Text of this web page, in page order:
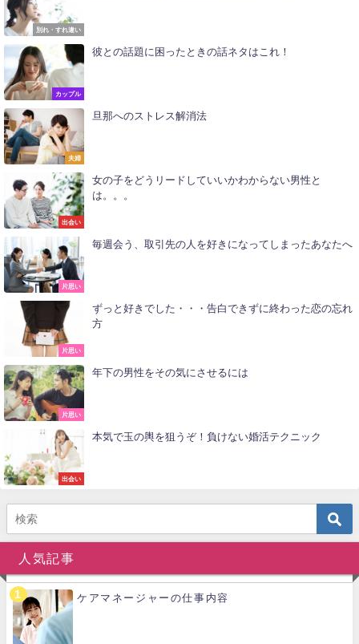
別れ・すれ違い
カップル
彼との話題に困ったときの話ネタはこれ！
夫婦
旦那へのストレス解消法
出会い
女の子をどうリードしていいかわからない男性と
は。。。
片思い
毎週会う、取引先の人を好きになってしまったあなたへ
片思い
ずっと好きでした・・・告白できずに終わった恋の忘れ
方
片思い
年下の男性をその気にさせるには
出会い
本気で玉の輿を狙うぞ！負けない婚活テクニック
人気記事
ケアマネージャーの仕事内容